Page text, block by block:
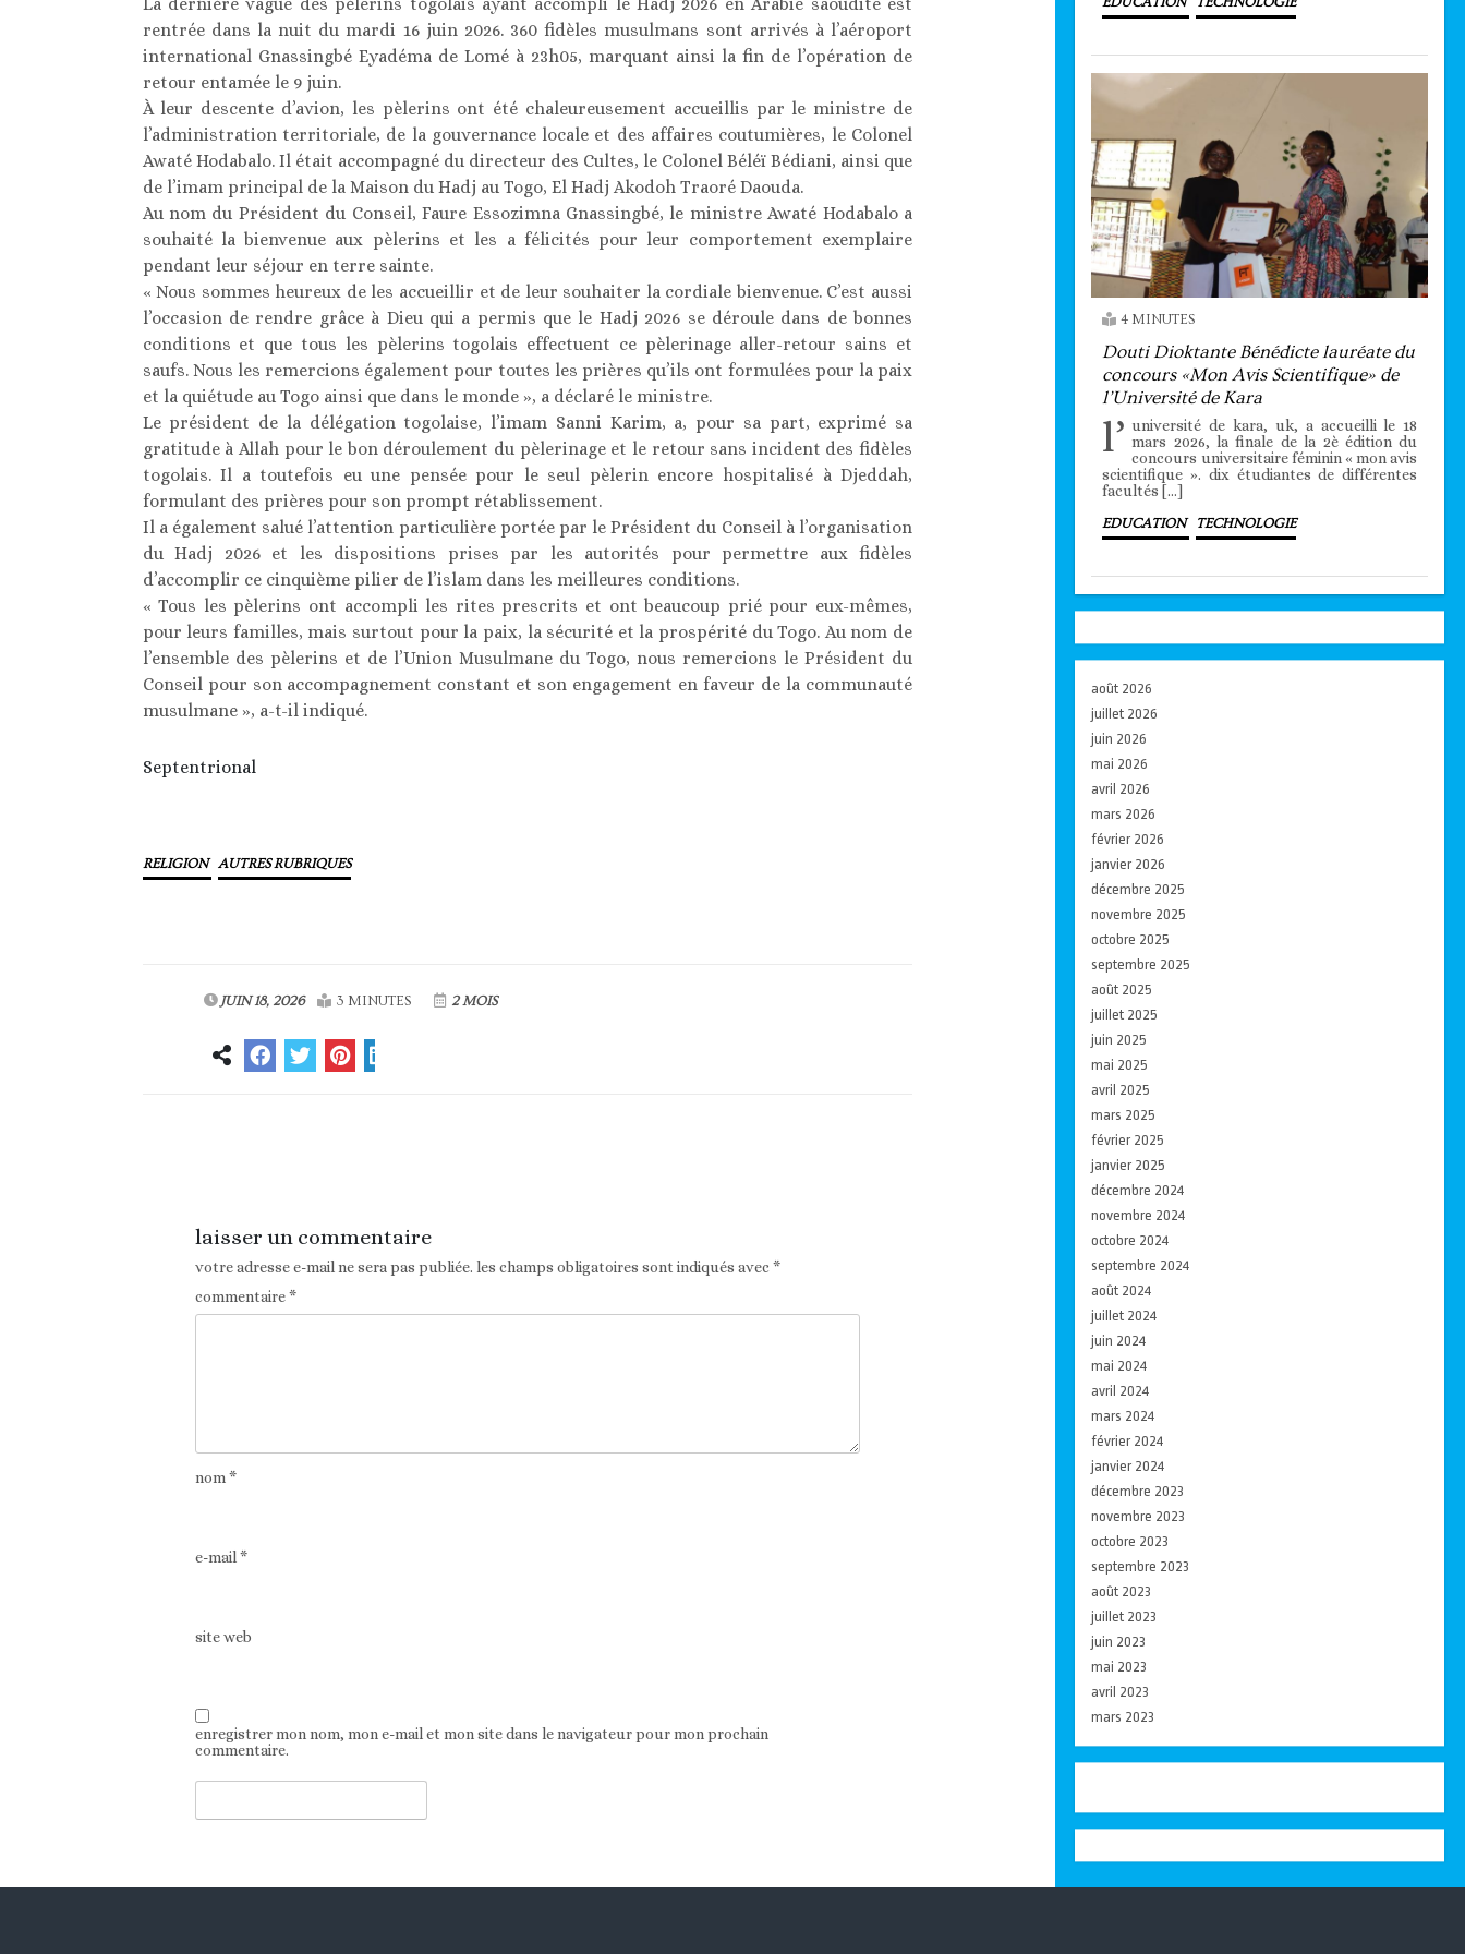
La dernière vague des pèlerins togolais ayant accompli le Hadj 2026 en Arabie saoudite est
rentrée dans la nuit du mardi 16 juin 2026. 360 fidèles musulmans sont arrivés à l’aéroport
international Gnassingbé Eyadéma de Lomé à 23h05, marquant ainsi la fin de l’opération de
retour entamée le 9 juin.
À leur descente d’avion, les pèlerins ont été chaleureusement accueillis par le ministre de
l’administration territoriale, de la gouvernance locale et des affaires coutumières, le Colonel
Awaté Hodabalo. Il était accompagné du directeur des Cultes, le Colonel Béléï Bédiani, ainsi que
de l’imam principal de la Maison du Hadj au Togo, El Hadj Akodoh Traoré Daouda.
Au nom du Président du Conseil, Faure Essozimna Gnassingbé, le ministre Awaté Hodabalo a
souhaité la bienvenue aux pèlerins et les a félicités pour leur comportement exemplaire
pendant leur séjour en terre sainte.
« Nous sommes heureux de les accueillir et de leur souhaiter la cordiale bienvenue. C’est aussi
l’occasion de rendre grâce à Dieu qui a permis que le Hadj 2026 se déroule dans de bonnes
conditions et que tous les pèlerins togolais effectuent ce pèlerinage aller-retour sains et
saufs. Nous les remercions également pour toutes les prières qu’ils ont formulées pour la paix
et la quiétude au Togo ainsi que dans le monde », a déclaré le ministre.
Le président de la délégation togolaise, l’imam Sanni Karim, a, pour sa part, exprimé sa
gratitude à Allah pour le bon déroulement du pèlerinage et le retour sans incident des fidèles
togolais. Il a toutefois eu une pensée pour le seul pèlerin encore hospitalisé à Djeddah,
formulant des prières pour son prompt rétablissement.
Il a également salué l’attention particulière portée par le Président du Conseil à l’organisation
du Hadj 2026 et les dispositions prises par les autorités pour permettre aux fidèles
d’accomplir ce cinquième pilier de l’islam dans les meilleures conditions.
« Tous les pèlerins ont accompli les rites prescrits et ont beaucoup prié pour eux-mêmes,
pour leurs familles, mais surtout pour la paix, la sécurité et la prospérité du Togo. Au nom de
l’ensemble des pèlerins et de l’Union Musulmane du Togo, nous remercions le Président du
Conseil pour son accompagnement constant et son engagement en faveur de la communauté
musulmane », a-t-il indiqué.
Septentrional
RELIGION AUTRES RUBRIQUES
JUIN 18, 2026 3 MINUTES 2 MOIS
laisser un commentaire
votre adresse e-mail ne sera pas publiée. les champs obligatoires sont indiqués avec*
commentaire*
nom*
e-mail*
site web
enregistrer mon nom, mon e-mail et mon site dans le navigateur pour mon prochain
commentaire.
4 MINUTES
Douti Dioktante Bénédicte lauréate du
concours «Mon Avis Scientifique» de
l’Université de Kara
l’ université de kara, uk, a accueilli le 18
mars 2026, la finale de la 2è édition du
concours universitaire féminin « mon avis
scientifique ». dix étudiantes de différentes
facultés […]
EDUCATION TECHNOLOGIE
août 2026
juillet 2026
juin 2026
mai 2026
avril 2026
mars 2026
février 2026
janvier 2026
décembre 2025
novembre 2025
octobre 2025
septembre 2025
août 2025
juillet 2025
juin 2025
mai 2025
avril 2025
mars 2025
février 2025
janvier 2025
décembre 2024
novembre 2024
octobre 2024
septembre 2024
août 2024
juillet 2024
juin 2024
mai 2024
avril 2024
mars 2024
février 2024
janvier 2024
décembre 2023
novembre 2023
octobre 2023
septembre 2023
août 2023
juillet 2023
juin 2023
mai 2023
avril 2023
mars 2023